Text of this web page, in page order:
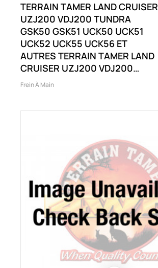
TERRAIN TAMER LAND CRUISER
UZJ200 VDJ200 TUNDRA
GSK50 GSK51 UCK50 UCK51
UCK52 UCK55 UCK56 ET
AUTRES TERRAIN TAMER LAND
CRUISER UZJ200 VDJ200
SEQUOIA UCK60 UCK65 UPK60
Frein À Main